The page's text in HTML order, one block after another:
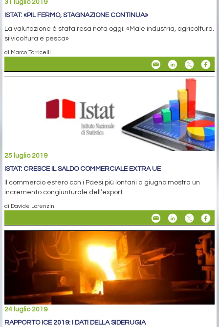
31 luglio 2019
ISTAT: «PIL FERMO, STAGNAZIONE CONTINUA»
La valutazione è stata resa nota oggi: «Male industria, agricoltura.
silvicoltura e pesca»
di Marco Torricelli
25 luglio 2019
ISTAT: CRESCE IL SALDO COMMERCIALE EXTRA UE
Il commercio estero con i Paesi più lontani a giugno mostra un
incremento congiunturale dell’export
di Davide Lorenzini
24 luglio 2019
RAPPORTO ICE 2019: I DATI DELLA SIDERUGIA